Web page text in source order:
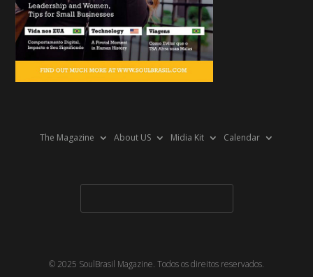
The Magazine About US Midia Kit Calendar
© 2025 SoulBrasil Magazine. Todos os direitos reservados.